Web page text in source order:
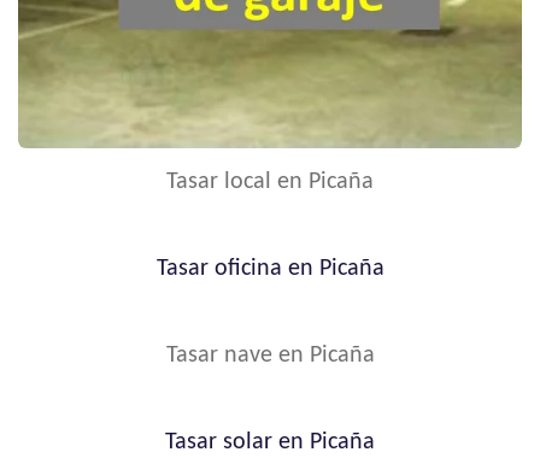
Tasar local en Picaña
Tasar oficina en Picaña
Tasar nave en Picaña
Tasar solar en Picaña